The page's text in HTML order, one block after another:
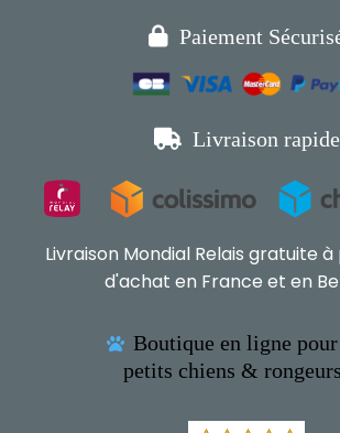
 Paiement
 Livraison rapide
Livraison Mondial Relais gratuite
d'achat en France et en
 Boutique en ligne
petits chiens & rongeurs